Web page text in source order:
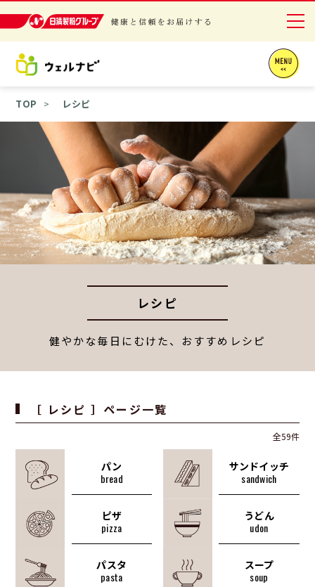
ニュースリリース
商品情報
採用情報
お問い合わせ
English
TOP レシピ
レシピ
健やかな毎日にむけた、おすすめレシピ
［ レシピ ］ページ一覧
全59件
パン
bread
サンドイッチ
sandwich
ピザ
pizza
うどん
udon
パスタ
pasta
スープ
soup